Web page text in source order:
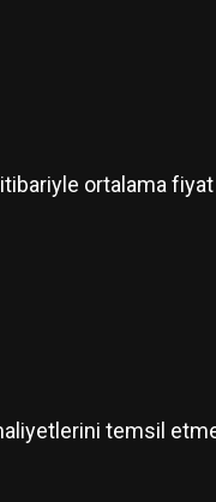
itibariyle ortalama fiyat
temsil